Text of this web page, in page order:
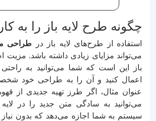
چگونه طرح لایه باز را به
استفاده از طرح‌های لایه باز در طراحی
می‌تواند مزایای زیادی داشته باشد. مزیت
باز این است که شما می‌توانید به راحتی
اعمال کنید و آن را به طراحی خود
عنوان مثال، اگر طرز تهیه جدیدی از
می‌توانید به سادگی متن جدید را در لایه
سیستم به شما اجازه می‌دهد که بدون